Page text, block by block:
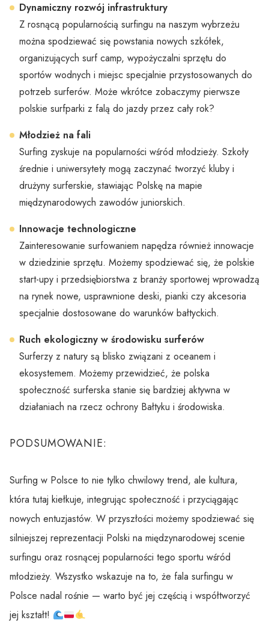
Dynamiczny rozwój infrastruktury
Z rosnącą popularnością surfingu na naszym wybrzeżu
można spodziewać się powstania nowych szkółek,
organizujących surf camp, wypożyczalni sprzętu do
sportów wodnych i miejsc specjalnie przystosowanych do
potrzeb surferów. Może wkrótce zobaczymy pierwsze
polskie surfparki z falą do jazdy przez cały rok?
Młodzież na fali
Surfing zyskuje na popularności wśród młodzieży. Szkoły
średnie i uniwersytety mogą zaczynać tworzyć kluby i
drużyny surferskie, stawiając Polskę na mapie
międzynarodowych zawodów juniorskich.
Innowacje technologiczne
Zainteresowanie surfowaniem napędza również innowacje
w dziedzinie sprzętu. Możemy spodziewać się, że polskie
start-upy i przedsiębiorstwa z branży sportowej wprowadzą
na rynek nowe, usprawnione deski, pianki czy akcesoria
specjalnie dostosowane do warunków bałtyckich.
Ruch ekologiczny w środowisku surferów
Surferzy z natury są blisko związani z oceanem i
ekosystemem. Możemy przewidzieć, że polska
społeczność surferska stanie się bardziej aktywna w
działaniach na rzecz ochrony Bałtyku i środowiska.
PODSUMOWANIE:
Surfing w Polsce to nie tylko chwilowy trend, ale kultura,
która tutaj kiełkuje, integrując społeczność i przyciągając
nowych entuzjastów. W przyszłości możemy spodziewać się
silniejszej reprezentacji Polski na międzynarodowej scenie
surfingu oraz rosnącej popularności tego sportu wśród
młodzieży. Wszystko wskazuje na to, że fala surfingu w
Polsce nadal rośnie — warto być jej częścią i współtworzyć
jej kształt!